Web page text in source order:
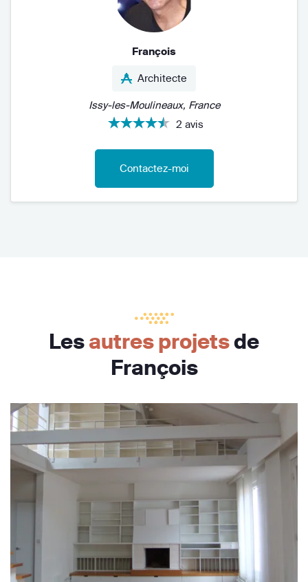
François
Architecte
Issy-les-Moulineaux, France
2 avis
Contactez-moi
Lesautres projetsde
François